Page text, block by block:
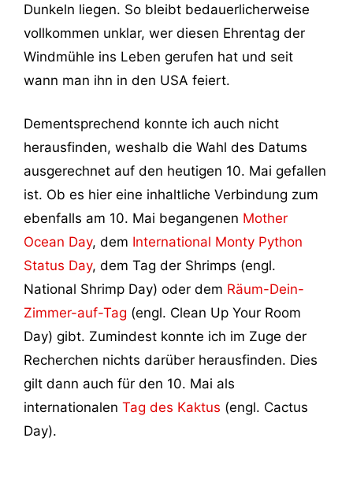
Dunkeln liegen. So bleibt bedauerlicherweise
vollkommen unklar, wer diesen Ehrentag der
Windmühle ins Leben gerufen hat und seit
wann man ihn in den USA feiert.
Dementsprechend konnte ich auch nicht
herausfinden, weshalb die Wahl des Datums
ausgerechnet auf den heutigen 10. Mai gefallen
ist. Ob es hier eine inhaltliche Verbindung zum
ebenfalls am 10. Mai begangenen Mother
Ocean Day, dem International Monty Python
Status Day, dem Tag der Shrimps (engl.
National Shrimp Day) oder dem Räum-Dein-
Zimmer-auf-Tag (engl. Clean Up Your Room
Day) gibt. Zumindest konnte ich im Zuge der
Recherchen nichts darüber herausfinden. Dies
gilt dann auch für den 10. Mai als
internationalen Tag des Kaktus (engl. Cactus
Day).